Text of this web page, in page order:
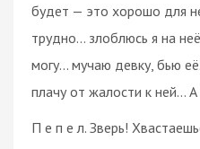
будет — это хорошо для
трудно… злоблюсь я на
могу… мучаю девку, бью
плачу от жалости к ней…
П е п е л. Зверь!